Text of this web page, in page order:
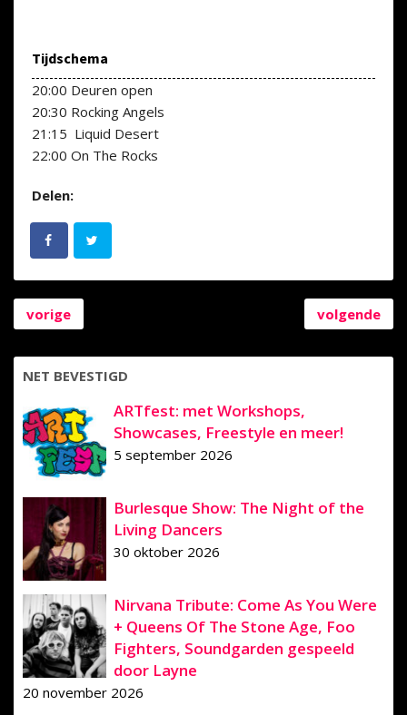
Tijdschema
20:00 Deuren open
20:30 Rocking Angels
21:15 Liquid Desert
22:00 On The Rocks
Delen:
vorige volgende
NET BEVESTIGD
ARTfest: met Workshops,
Showcases, Freestyle en meer!
5 september 2026
Burlesque Show: The Night of the
Living Dancers
30 oktober 2026
Nirvana Tribute: Come As You Were
+ Queens Of The Stone Age, Foo
Fighters, Soundgarden gespeeld
door Layne
20 november 2026